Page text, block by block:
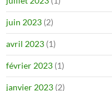
juin 2023 (2)
avril 2023 (1)
février 2023 (1)
janvier 2023 (2)